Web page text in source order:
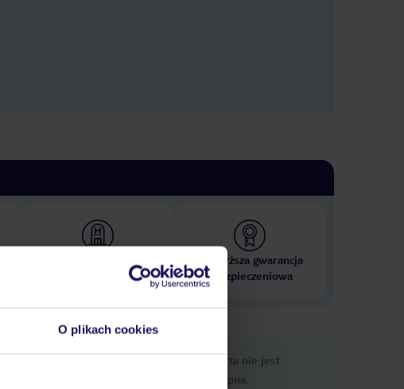
O plikach cookies
Najwyższa gwarancja
ubezpieczeniowa
Ważne
Ups, ta oferta nie jest
dostępna.